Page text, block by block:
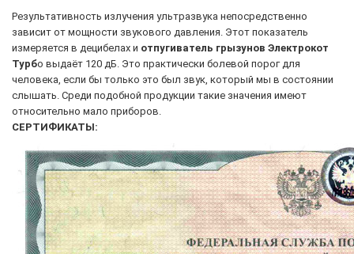
Результативность излучения ультразвука непосредственно
зависит от мощности звукового давления. Этот показатель
измеряется в децибелах и отпугиватель грызунов Электрокот
Турбо выдаёт 120 дБ. Это практически болевой порог для
человека, если бы только это был звук, который мы в состоянии
слышать. Среди подобной продукции такие значения имеют
относительно мало приборов.
СЕРТИФИКАТЫ: